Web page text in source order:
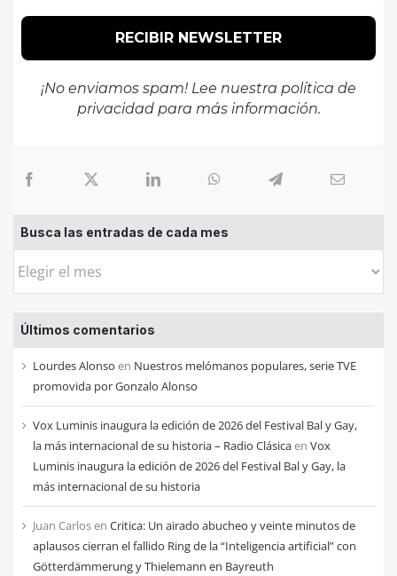
¡No enviamos spam! Lee nuestra política de
privacidadpara más información.
Busca las entradas de cada mes
Busca
entradas
de
cada
mes
Últimos comentarios
Lourdes Alonso en Nuestros melómanos populares, serie TVE
promovida por Gonzalo Alonso
Vox Luminis inaugura la edición de 2026 del Festival Bal y Gay,
la más internacional de su historia – Radio Clásicaen Vox
Luminis inaugura la edición de 2026 del Festival Bal y Gay, la
más internacional de su historia
Juan Carlosen Critica: Un airado abucheo y veinte minutos de
aplausos cierran el fallido Ring de la “Inteligencia artificial” con
Götterdämmerung y Thielemann en Bayreuth